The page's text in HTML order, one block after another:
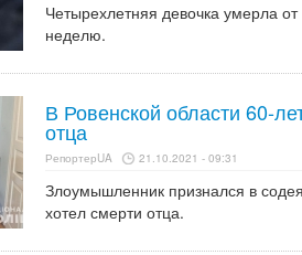
Четырехлетняя девочка умерла
неделю.
В Ровенской области 60-
отца
РепортерUA 21.10.2021 - 09:31
Злоумышленник признался в
хотел смерти отца.